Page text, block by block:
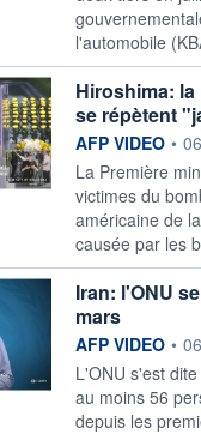
l'automobile
Hiroshima:
se répètent
information
AFP VIDEO •
La Première
victimes du
américaine de
causée par les
Iran: l'ONU
mars
information
AFP VIDEO •
L'ONU s'est
au moins 56
depuis les